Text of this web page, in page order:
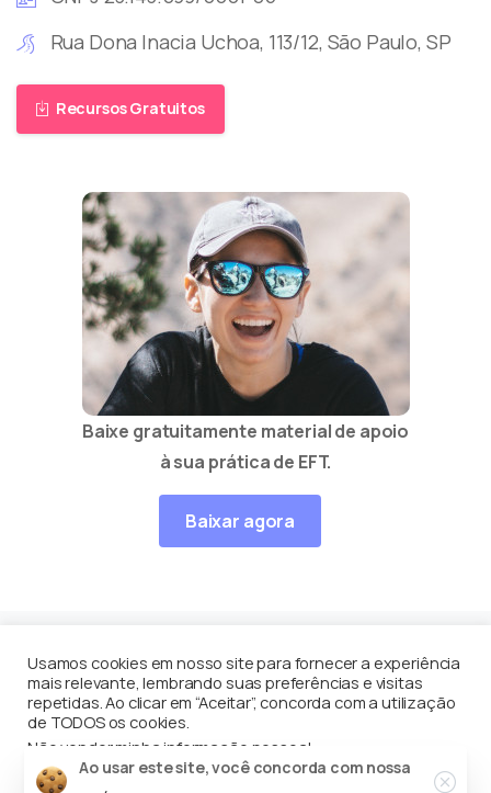
Rua Dona Inacia Uchoa, 113/12, São Paulo, SP
Recursos Gratuitos
Baixe gratuitamente material de apoio
à sua prática de EFT.
Baixar agora
Equilíbrio ContínuoporEnéas Guerriero© Todos os
direito reservados
Usamos cookies em nosso site para fornecer a experiência
mais relevante, lembrando suas preferências e visitas
repetidas. Ao clicar em “Aceitar”, concorda com a utilização
de TODOS os cookies.
Não vender minha informação pessoal
Ao usar este site, você concorda com nossa
Close